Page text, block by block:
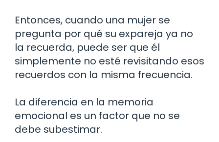
Entonces, cuando una mujer se
pregunta por qué su expareja ya no
la recuerda, puede ser que él
simplemente no esté revisitando esos
recuerdos con la misma frecuencia.
La diferencia en la memoria
emocional es un factor que no se
debe subestimar.